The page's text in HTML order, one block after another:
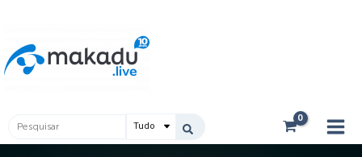
conteúdo
Pesquisar
...